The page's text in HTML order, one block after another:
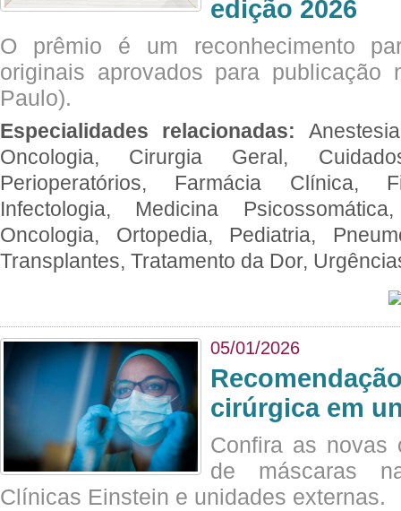
edição 2026
O prêmio é um reconhecimento
originais aprovados para publicação
Paulo).
Especialidades relacionadas:
Oncologia, Cirurgia Geral,
Perioperatórios, Farmácia Clínica,
Infectologia, Medicina
Oncologia, Ortopedia, Pediatria,
Transplantes, Tratamento da Dor,
05/01/2026
cirúrgica em
Confira as novas
de máscaras
Clínicas Einstein e unidades externas.